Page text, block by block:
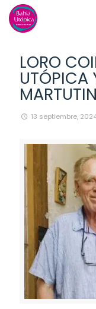
LORO
UTÓPICA
13 septiembre,